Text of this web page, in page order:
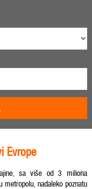
Evrope
sa više od 3 miliona
metropolu, nadaleko poznatu